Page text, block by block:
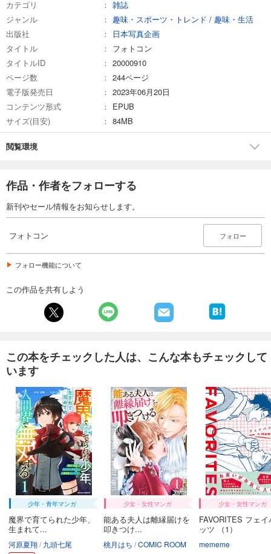
試し読み
あらすじを表示する
フォトコン2025年5月号
円 (税込)
あらすじを表示する
あらすじを表示する
カート
あらすじを表示する
フォトコン2025年2月号
フォトコン2025年1月号
1,048円 (税込)
カート
試し読み
あらすじを表示する
フォトコン2024年12月号
1,048円 (税込)
カート
試し読み
カテゴリ
雑誌
ジャンル
趣味・スポーツ・トレンド / 趣味・生活
出版社
日本写真企画
タイトル
フォトコン
タイトルID
20000910
ページ数
244ページ
電子版発売日
2023年06月20日
コンテンツ形式
EPUB
サイズ(目安)
84MB
閲覧環境
作品・作者をフォローする
新刊やセール情報をお知らせします。
フォトコン フォロー
フォロー機能について
この作品を共有しよう
この本をチェックした人は、こんな本もチェックして
います
少年・青年マンガ
魔界で育てられた少年、
生まれて...
河原夏翔 九頭七尾
少女・女性マンガ
能ある夫人は離縁届けを
叩きつけ...
桃月はち COMIC ROOM
少女・女性マンガ
FAVORITES フェイ
ッツ （1）
mememe